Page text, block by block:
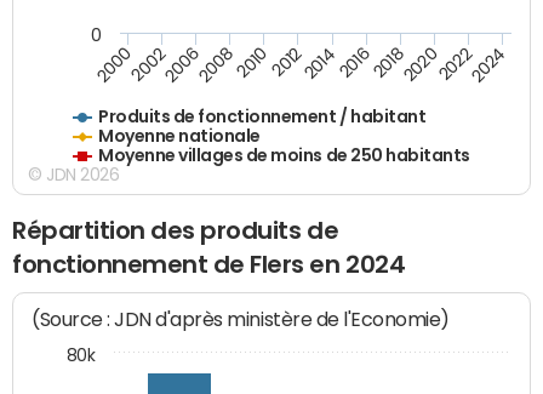
Produits de fonctionnement / habitant
Moyenne nationale
Moyenne villages de moins de 250 habitants
200020022006200820102012201420162018202020222024
0
© JDN 2026
Répartition des produits de
fonctionnement de Flers en 2024
(Source : JDN d'après ministère de l'Economie)
80k